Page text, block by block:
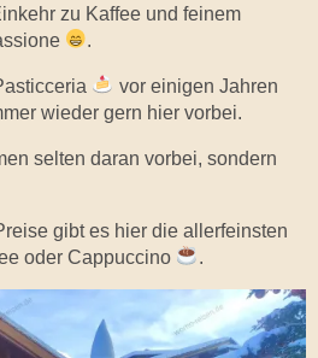
zu Kaffee und feinem
vor einigen Jahren
wieder gern hier vorbei.
selten daran vorbei, sondern
gibt es hier die allerfeinsten
oder Cappuccino